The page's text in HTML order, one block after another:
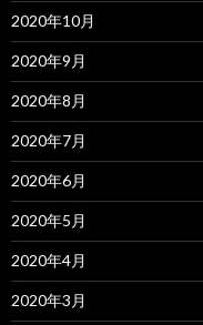
2020年10月
2020年9月
2020年8月
2020年7月
2020年6月
2020年5月
2020年4月
2020年3月